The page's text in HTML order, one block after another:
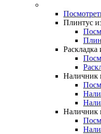
Плинтус
Раскладка
Наличник
Наличник